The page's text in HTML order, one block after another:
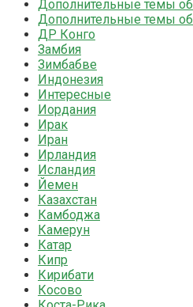
Дополнительные темы
Дополнительные темы
ДР Конго
Замбия
Зимбабве
Индонезия
Интересные
Иордания
Ирак
Иран
Ирландия
Исландия
Йемен
Казахстан
Камбоджа
Камерун
Катар
Кипр
Кирибати
Косово